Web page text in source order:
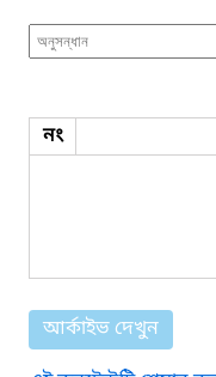
নং
আর্কাইভ দেখুন